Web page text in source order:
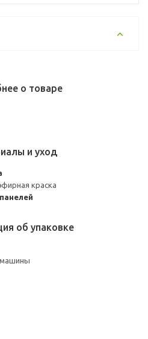
о товаре
и уход
краска
об упаковке
машины